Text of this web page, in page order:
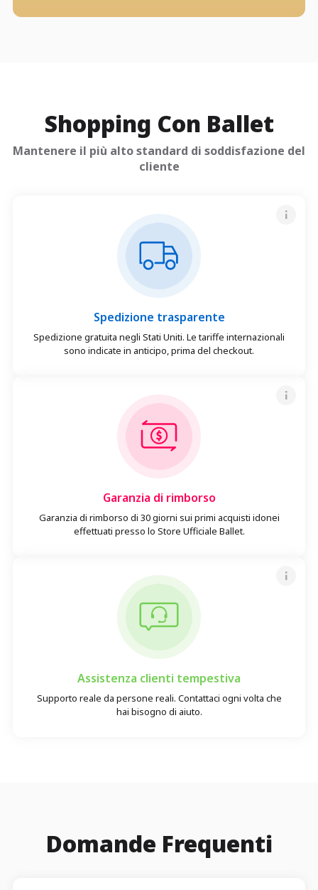
Shopping Con Ballet
Mantenere il più alto standard di soddisfazione del
cliente
Spedizione trasparente
Spedizione gratuita negli Stati Uniti. Le tariffe internazionali
sono indicate in anticipo, prima del checkout.
Garanzia di rimborso
Garanzia di rimborso di 30 giorni sui primi acquisti idonei
effettuati presso lo Store Ufficiale Ballet.
Assistenza clienti tempestiva
Supporto reale da persone reali. Contattaci ogni volta che
hai bisogno di aiuto.
Domande Frequenti